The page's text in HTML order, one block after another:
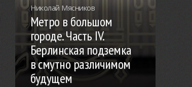
Николай Мясников
Метро в большом
городе. Часть IV.
Берлинская подземка
в смутно различимом
будущем